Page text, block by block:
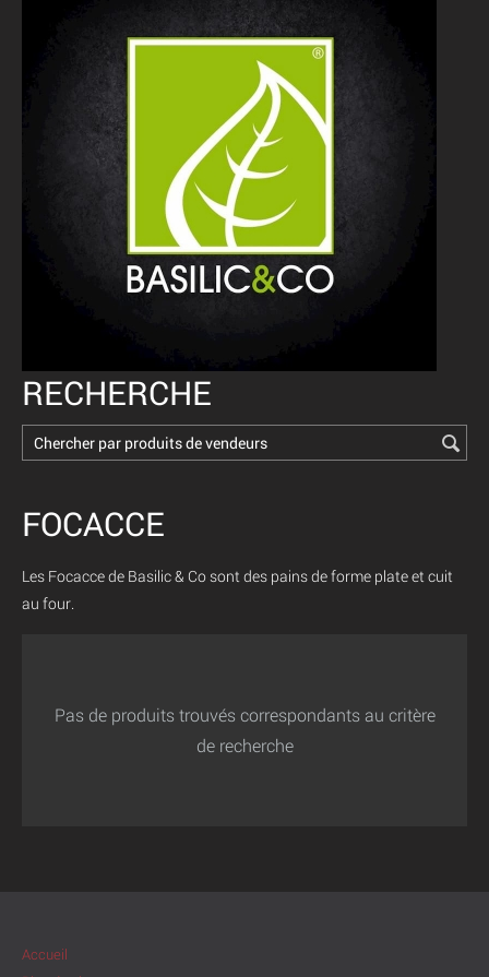
RECHERCHE
FOCACCE
Les Focacce de Basilic & Co sont des pains de forme plate et cuit
au four.
Pas de produits trouvés correspondants au critère
de recherche
Accueil